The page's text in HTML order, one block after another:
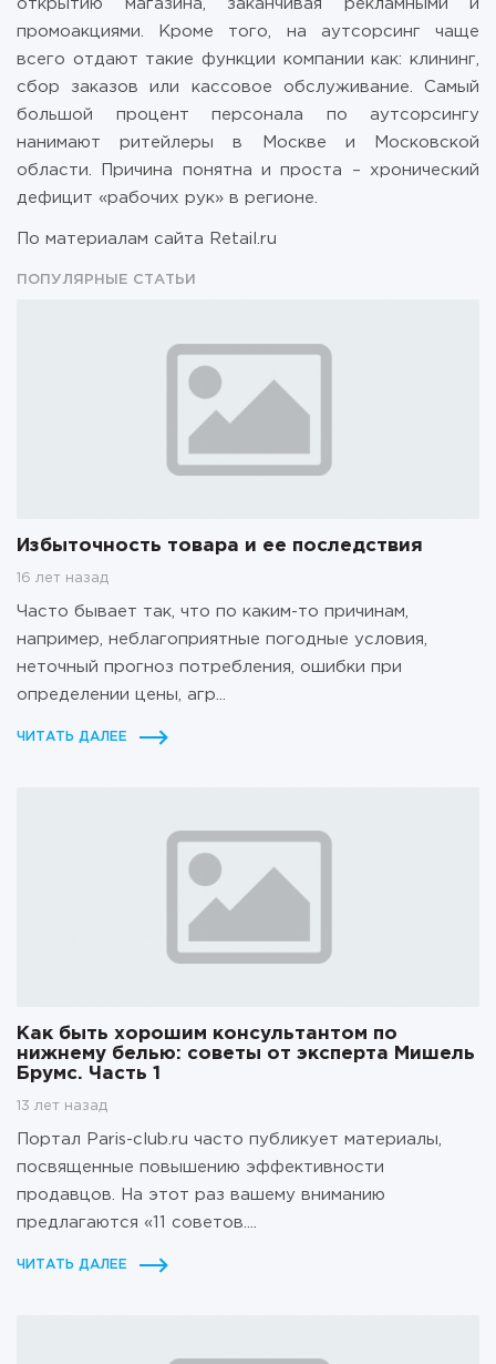
открытию магазина, заканчивая рекламными и
промоакциями. Кроме того, на аутсорсинг чаще
всего отдают такие функции компании как: клининг,
сбор заказов или кассовое обслуживание. Самый
большой процент персонала по аутсорсингу
нанимают ритейлеры в Москве и Московской
области. Причина понятна и проста – хронический
дефицит «рабочих рук» в регионе.
По материалам сайта Retail.ru
ПОПУЛЯРНЫЕ СТАТЬИ
Избыточность товара и ее последствия
16 лет назад
Часто бывает так, что по каким-то причинам,
например, неблагоприятные погодные условия,
неточный прогноз потребления, ошибки при
определении цены, агр...
ЧИТАТЬ ДАЛЕЕ
Как быть хорошим консультантом по
нижнему белью: советы от эксперта Мишель
Брумс. Часть 1
13 лет назад
Портал Paris-club.ru часто публикует материалы,
посвященные повышению эффективности
продавцов. На этот раз вашему вниманию
предлагаются «11 советов....
ЧИТАТЬ ДАЛЕЕ